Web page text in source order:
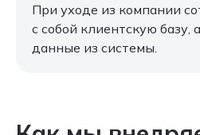
При уходе из компании
с собой клиентскую базу,
данные из системы.